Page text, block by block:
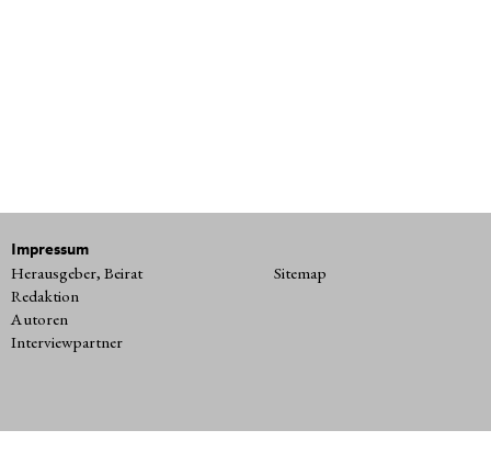
Impressum
Herausgeber, Beirat
Redaktion
Autoren
Interviewpartner
Sitemap